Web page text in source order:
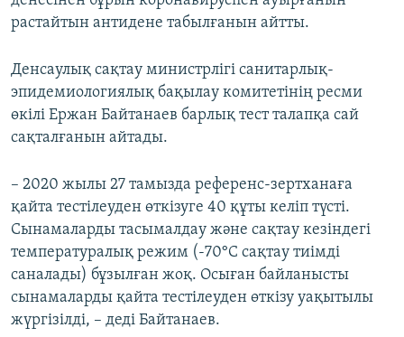
растайтын антидене табылғанын айтты.
Денсаулық сақтау министрлігі санитарлық-
эпидемиологиялық бақылау комитетінің ресми
өкілі Ержан Байтанаев барлық тест талапқа сай
сақталғанын айтады.
– 2020 жылы 27 тамызда референс-зертханаға
қайта тестілеуден өткізуге 40 құты келіп түсті.
Сынамаларды тасымалдау және сақтау кезіндегі
температуралық режим (-70°С сақтау тиімді
саналады) бұзылған жоқ. Осыған байланысты
сынамаларды қайта тестілеуден өткізу уақытылы
жүргізілді, – деді Байтанаев.